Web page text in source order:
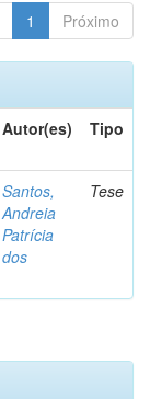
1 Próximo
Autor(es) Tipo
Santos,
Andreia
Patrícia
dos
Tese